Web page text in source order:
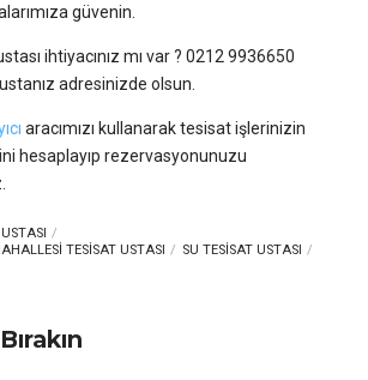
güvenin.
ihtiyacınız mı var ? 0212 9936650
adresinizde olsun.
aracımızı kullanarak tesisat işlerinizin
hesaplayıp rezervasyonunuzu
TESISAT USTASI
SU TESISAT USTASI